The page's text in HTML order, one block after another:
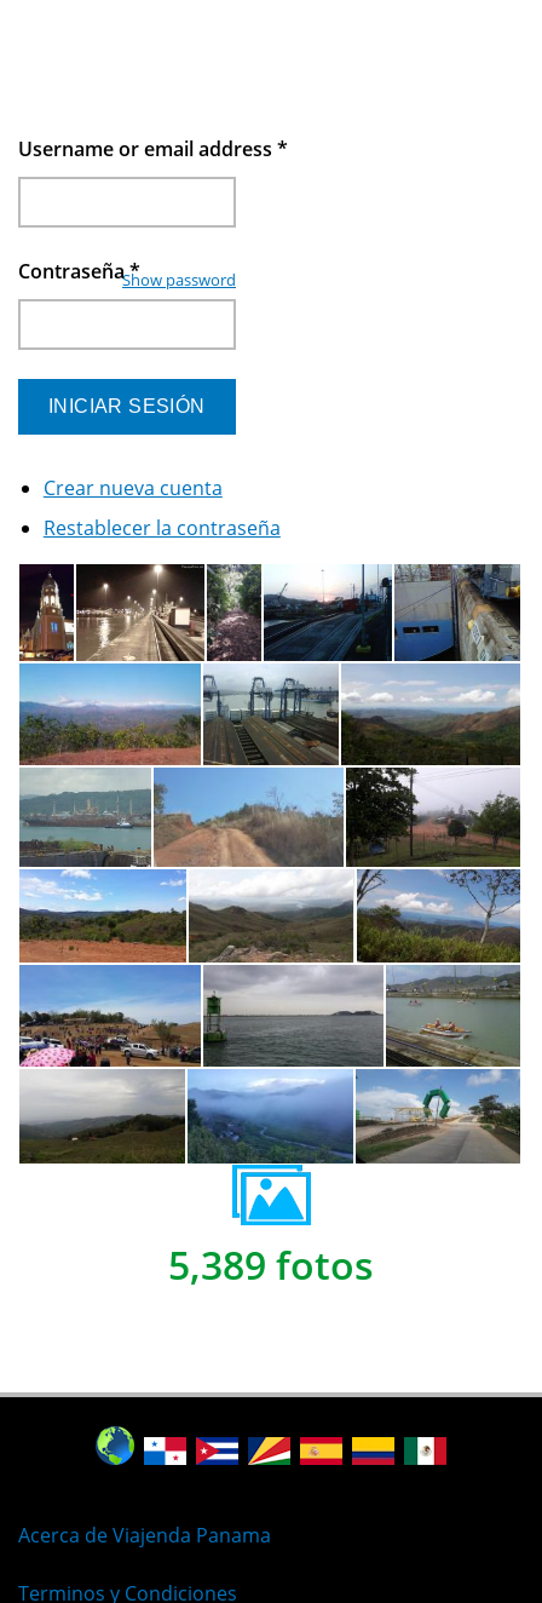
Username or email address *
Contraseña*
Show password
Crear nueva cuenta
Restablecer la contraseña
5,389 fotos
Acerca de Viajenda Panama
Terminos y Condiciones